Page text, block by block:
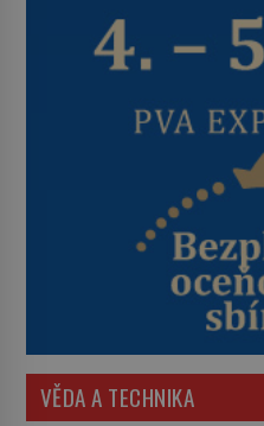
VĚDA A TECHNIKA